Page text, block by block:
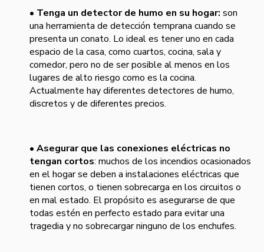
• Tenga un detector de humo en su hogar: son
una herramienta de detección temprana cuando se
presenta un conato. Lo ideal es tener uno en cada
espacio de la casa, como cuartos, cocina, sala y
comedor, pero no de ser posible al menos en los
lugares de alto riesgo como es la cocina.
Actualmente hay diferentes detectores de humo,
discretos y de diferentes precios.
• Asegurar que las conexiones eléctricas no
tengan cortos: muchos de los incendios ocasionados
en el hogar se deben a instalaciones eléctricas que
tienen cortos, o tienen sobrecarga en los circuitos o
en mal estado. El propósito es asegurarse de que
todas estén en perfecto estado para evitar una
tragedia y no sobrecargar ninguno de los enchufes.